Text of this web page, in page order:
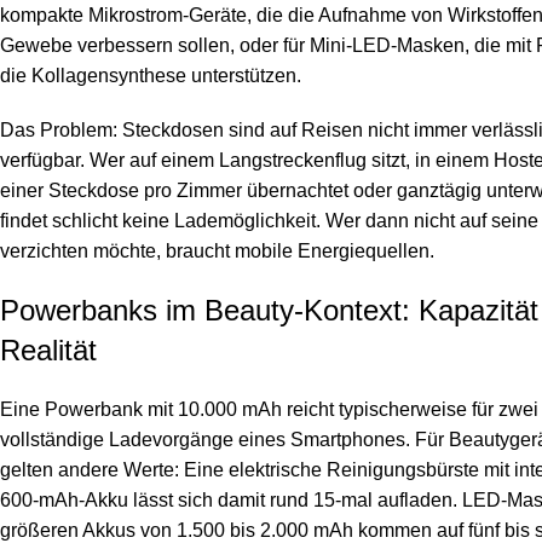
kompakte Mikrostrom-Geräte, die die Aufnahme von
Gewebe verbessern sollen, oder für Mini-LED-Masken, die mit
die Kollagensynthese unterstützen.
Das Problem: Steckdosen sind auf Reisen nicht immer
verfügbar. Wer auf einem Langstreckenflug sitzt, in einem
einer Steckdose pro Zimmer übernachtet oder ganztägig
findet schlicht keine Lademöglichkeit. Wer dann nicht auf seine
verzichten möchte, braucht mobile Energiequellen.
Powerbanks im Beauty-Kontext:
Realität
Eine Powerbank mit 10.000 mAh reicht typischerweise für
vollständige Ladevorgänge eines Smartphones. Für
gelten andere Werte: Eine elektrische Reinigungsbürste mit
600-mAh-Akku lässt sich damit rund 15-mal aufladen. LED-
größeren Akkus von 1.500 bis 2.000 mAh kommen auf fünf bis